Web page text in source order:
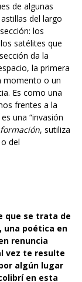
de algunas
del largo
los
satélites que
da la
la primera
momento o un
Es como una
frentes a la
una “invasión
, sutiliza
del
que se trata de
una poética en
renuncia
vez te resulte
algún lugar
en esta